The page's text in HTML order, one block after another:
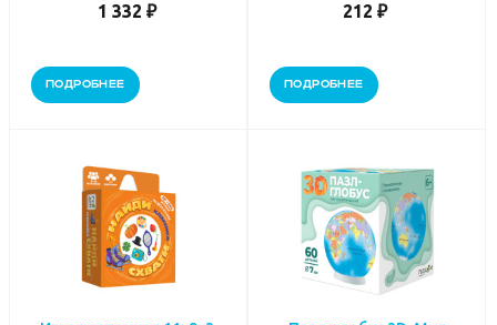
1 332 ₽
ПОДРОБНЕЕ
212 ₽
ПОДРОБНЕЕ